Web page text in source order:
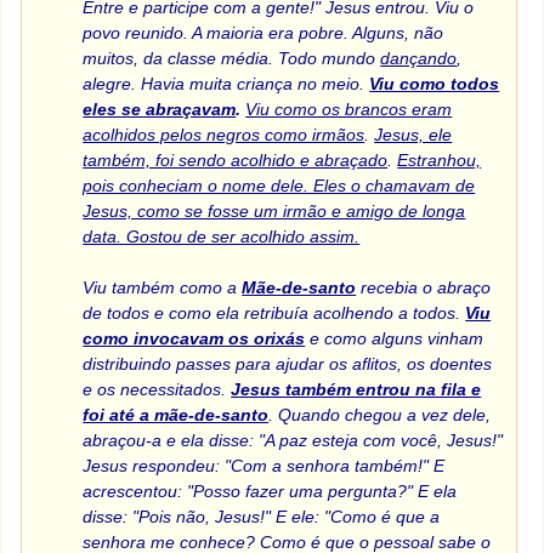
Entre e participe com a gente!" Jesus entrou. Viu o
povo reunido. A maioria era pobre. Alguns, não
muitos, da classe média. Todo mundodançando
alegre. Havia muita criança no meio. Viu como todos
eles se abraçavam. Viu como os brancos eram
acolhidos pelos negros como irmãos .Jesus, ele
também, foi sendo acolhido e abraçado .Estranhou,
pois conheciam o nome dele. Eles o chamavam de
Jesus, como se fosse um irmão e amigo de longa
data. Gostou de ser acolhido assim.
Viu também como aMãe-de-santo recebia o abraço
de todos e como ela retribuía acolhendo a todos. Viu
como invocavam os orixás e como alguns vinham
distribuindo passes para ajudar os aflitos, os doentes
e os necessitados.Jesus também entrou na fila e
foi até a mãe-de-santo . Quando chegou a vez dele,
abraçou-a e ela disse: "A paz esteja com você, Jesus!"
Jesus respondeu: "Com a senhora também!" E
acrescentou: "Posso fazer uma pergunta?" E ela
disse: "Pois não, Jesus!" E ele: "Como é que a
senhora me conhece? Como é que o pessoal sabe o